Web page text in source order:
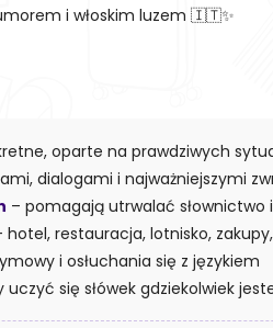
i włoskim luzem 🇮🇹✨
oparte na prawdziwych
dialogami i najważniejszymi
– pomagają utrwalać słownictwo
hotel, restauracja, lotnisko,
i osłuchania się z językiem
uczyć się słówek gdziekolwiek